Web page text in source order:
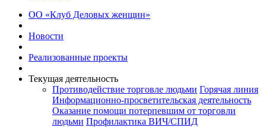
ОО «Клуб Деловых женщин»
Новости
Реализованные проекты
Текущая деятельность
Противодействие торговле людьми Горячая линия
Информационно-просветительская деятельность
Оказание помощи потерпевшим от торговли
людьми Профилактика ВИЧ/СПИД